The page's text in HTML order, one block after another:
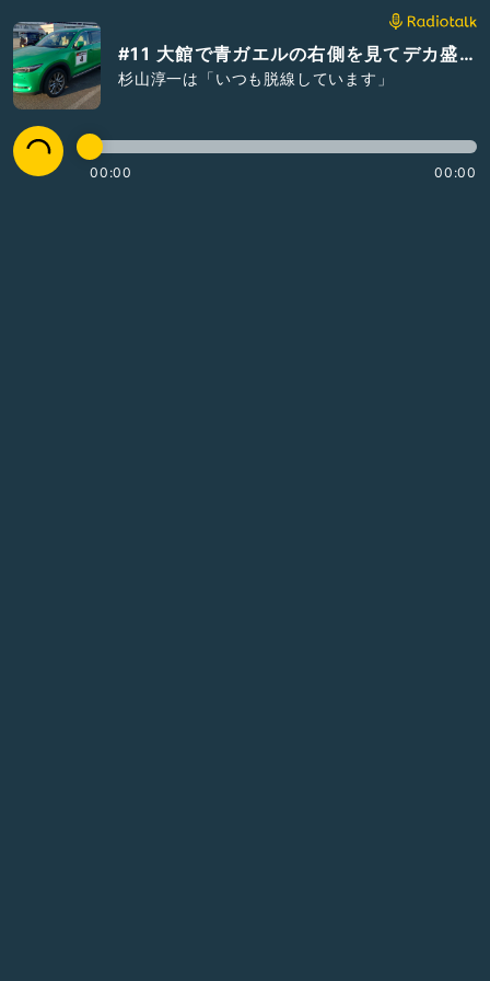
#11 大館で青ガエルの右側を見てデカ盛り鶏めしを食べたよ
杉山淳一は「いつも脱線しています」
00:00 00:00